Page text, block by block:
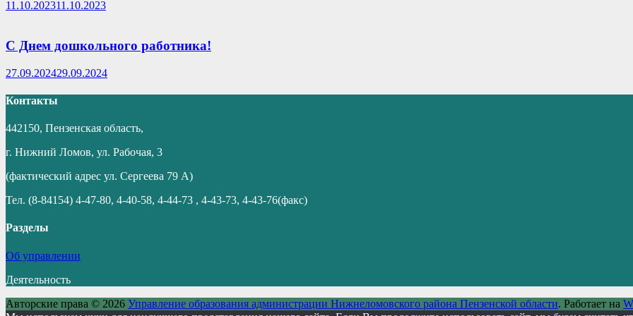
11.10.202311.10.2023
С Днем дошкольного работника!
27.09.202429.09.2024
Контакты
442150, Пензенская область,
г. Нижний Ломов, ул. Рабочая, 3
(фактический адрес ул. Сергеева 79 А)
Тел. (8-84154) 4-47-80, 4-40-58, 4-44-73 , 4-43-73, 4-43-76(факс)
Разделы
Об управлении
Деятельность
Авторские права © 2026 Управление образования администрации Нижнеломовского района Пензенской области. Работает на